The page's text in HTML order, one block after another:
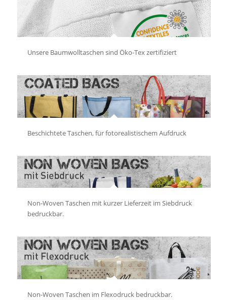
Unsere Baumwolltaschen sind Öko-Tex zertifiziert
Beschichtete Taschen, für fotorealistischem Aufdruck
Non-Woven Taschen mit kurzer Lieferzeit im Siebdruck
bedruckbar.
Non-Woven Taschen im Flexodruck bedruckbar.